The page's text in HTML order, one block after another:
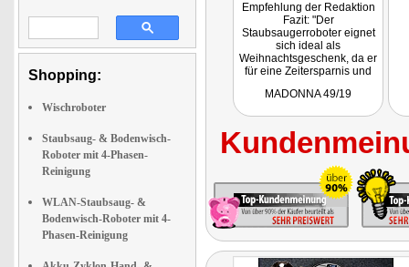
Shopping:
Wischroboter
Staubsaug- & Bodenwisch-
Roboter mit 4-Phasen-
Reinigung
WLAN-Staubsaug- &
Bodenwisch-Roboter mit 4-
Phasen-Reinigung
Empfehlung der Redaktion
Fazit: "Der
Staubsaugerroboter eignet
sich ideal als
Weihnachtsgeschenk, da er
für eine Zeitersparnis und
sorgt."
MADONNA 49/19